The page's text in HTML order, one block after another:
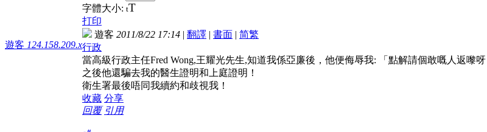
遊客 124.158.209.x
字體大小: tT
打印
遊客 2011/8/22 17:14 | 翻譯 | 書面 | 简繁
行政
當高級行政主任Fred Wong,王耀光先生,知道我係亞廉後，他便侮辱我: 「點解請個敢嘅人返嚟呀
之後他還騙去我的醫生證明和上庭證明！
衛生署最後唔同我續約和歧視我！
收藏 分享
回覆 引用